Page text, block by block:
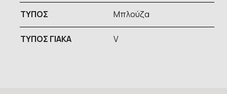
ΤΥΠOΣ Μπλούζα
ΤΥΠΟΣ ΓΙΑΚΑ V